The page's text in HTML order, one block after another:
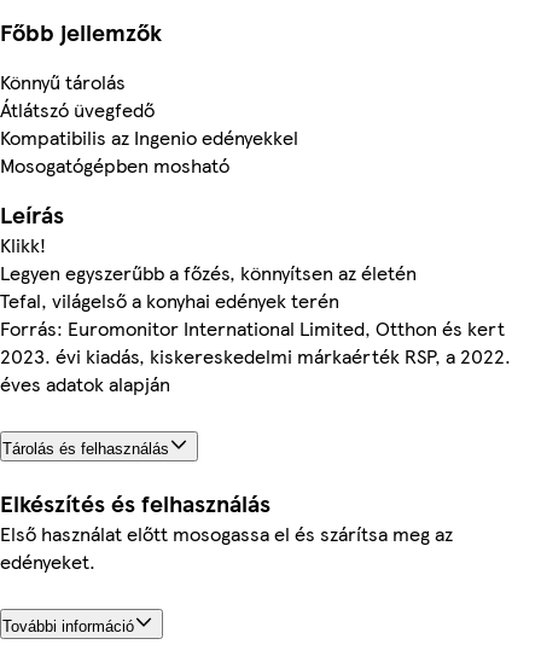
Főbb jellemzők
Könnyű tárolás
Átlátszó üvegfedő
Kompatibilis az Ingenio edényekkel
Mosogatógépben mosható
Leírás
Klikk!
Legyen egyszerűbb a főzés, könnyítsen az életén
Tefal, világelső a konyhai edények terén
Forrás: Euromonitor International Limited, Otthon és kert
2023. évi kiadás, kiskereskedelmi márkaérték RSP, a 2022.
éves adatok alapján
Tárolás és felhasználás
Elkészítés és felhasználás
Első használat előtt mosogassa el és szárítsa meg az
edényeket.
További információ